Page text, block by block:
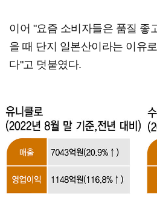
이어 "요즘 소비자들은 품질 좋
을 때 단지 일본산이라는 이유
다"고 덧붙였다.